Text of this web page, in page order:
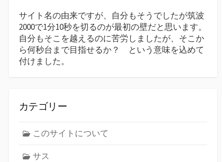
サイト名の由来ですが、自分もそうでしたが筑波
2000で1分10秒を切るのが最初の壁だと思います。
自分もそこを越えるのに苦労しましたが、そこか
ら何秒台まで目指せるか？ という意味を込めて
付けました。
カテゴリー
このサイトについて
サス